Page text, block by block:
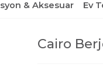
& Aksesuar Ev
Cairo